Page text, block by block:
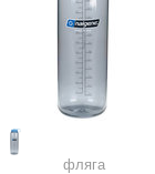
фляга